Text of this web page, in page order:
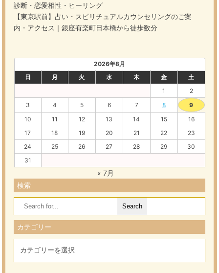
診断・恋愛相性・ヒーリング
【東京駅前】占い・スピリチュアルカウンセリングのご案
内・アクセス｜銀座有楽町日本橋から徒歩数分
2026年8月
日
月 火 水 木 金
土
1
2
3
4 5 6 7 8
9
10
11 12 13 14 15
16
17
18 19 20 21 22
23
24
25 26 27 28 29
30
31
« 7月
検索
Search
for:
カテゴリー